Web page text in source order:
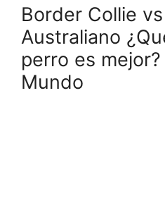
Border Collie
Australiano
perro es
Mundo